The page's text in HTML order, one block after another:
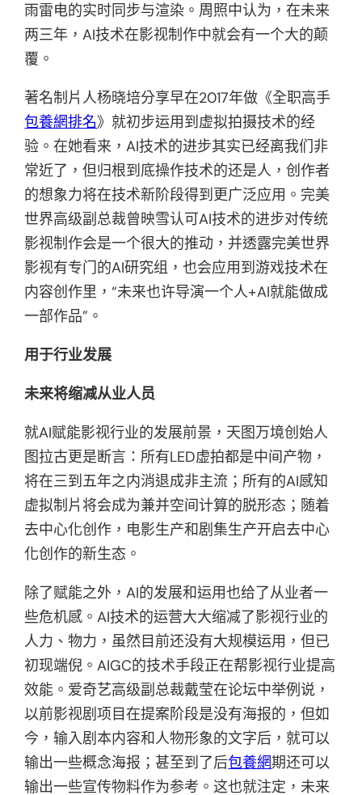
雨雷电的实时同步与渲染。周照中认为，在未来
两三年，AI技术在影视制作中就会有一个大的颠
覆。
著名制片人杨晓培分享早在2017年做《全职高手
包養網排名》就初步运用到虚拟拍摄技术的经
验。在她看来，AI技术的进步其实已经离我们非
常近了，但归根到底操作技术的还是人，创作者
的想象力将在技术新阶段得到更广泛应用。完美
世界高级副总裁曾映雪认可AI技术的进步对传统
影视制作会是一个很大的推动，并透露完美世界
影视有专门的AI研究组，也会应用到游戏技术在
内容创作里，“未来也许导演一个人+AI就能做成
一部作品”。
用于行业发展
未来将缩减从业人员
就AI赋能影视行业的发展前景，天图万境创始人
图拉古更是断言：所有LED虚拍都是中间产物，
将在三到五年之内消退成非主流；所有的AI感知
虚拟制片将会成为兼并空间计算的脱形态；随着
去中心化创作，电影生产和剧集生产开启去中心
化创作的新生态。
除了赋能之外，AI的发展和运用也给了从业者一
些危机感。AI技术的运营大大缩减了影视行业的
人力、物力，虽然目前还没有大规模运用，但已
初现端倪。AIGC的技术手段正在帮影视行业提高
效能。爱奇艺高级副总裁戴莹在论坛中举例说，
以前影视剧项目在提案阶段是没有海报的，但如
今，输入剧本内容和人物形象的文字后，就可以
输出一些概念海报；甚至到了后包養網期还可以
输出一些宣传物料作为参考。这也就注定，未来